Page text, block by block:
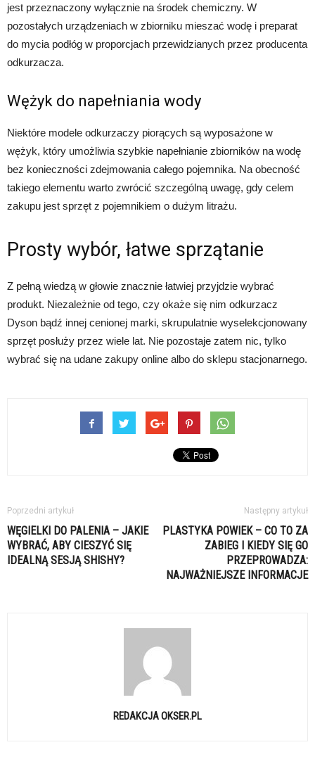
jest przeznaczony wyłącznie na środek chemiczny. W
pozostałych urządzeniach w zbiorniku mieszać wodę i preparat
do mycia podłóg w proporcjach przewidzianych przez producenta
odkurzacza.
Wężyk do napełniania wody
Niektóre modele odkurzaczy piorących są wyposażone w
wężyk, który umożliwia szybkie napełnianie zbiorników na wodę
bez konieczności zdejmowania całego pojemnika. Na obecność
takiego elementu warto zwrócić szczególną uwagę, gdy celem
zakupu jest sprzęt z pojemnikiem o dużym litrażu.
Prosty wybór, łatwe sprzątanie
Z pełną wiedzą w głowie znacznie łatwiej przyjdzie wybrać
produkt. Niezależnie od tego, czy okaże się nim odkurzacz
Dyson bądź innej cenionej marki, skrupulatnie wyselekcjonowany
sprzęt posłuży przez wiele lat. Nie pozostaje zatem nic, tylko
wybrać się na udane zakupy online albo do sklepu stacjonarnego.
Poprzedni artykuł
WĘGIELKI DO PALENIA – JAKIE
WYBRAĆ, ABY CIESZYĆ SIĘ
IDEALNĄ SESJĄ SHISHY?
Następny artykuł
PLASTYKA POWIEK – CO TO ZA
ZABIEG I KIEDY SIĘ GO
PRZEPROWADZA:
NAJWAŻNIEJSZE INFORMACJE
REDAKCJA OKSER.PL